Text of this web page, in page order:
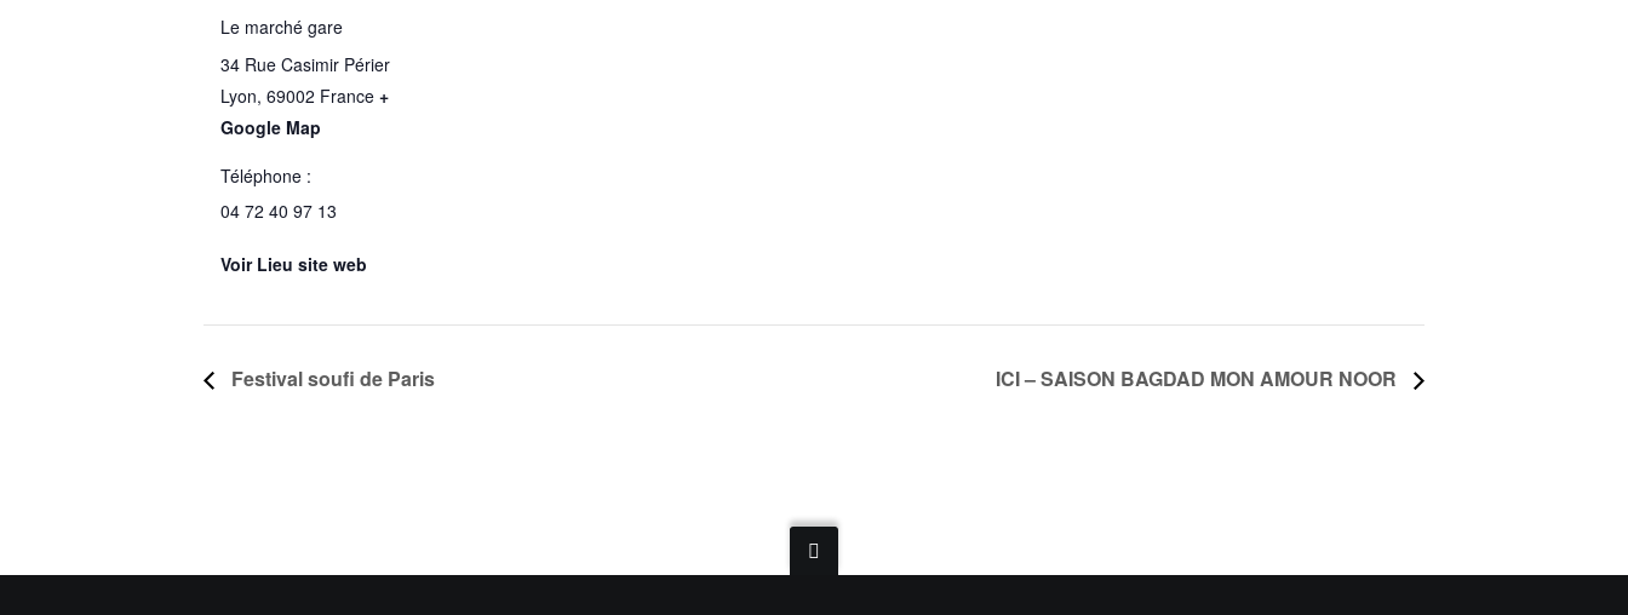
Le marché gare
34 Rue Casimir Périer
Lyon, 69002 France +
Google Map
Téléphone :
04 72 40 97 13
Voir Lieu site web
Festival soufi de Paris ICI – SAISON BAGDAD MON AMOUR NOOR